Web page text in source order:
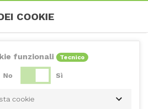
COOKIE
funzionali Tecnico
No Sì
cookie